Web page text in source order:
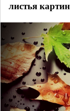
листья